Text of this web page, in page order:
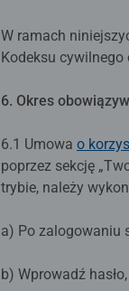
W ramach
Kodeksu
6. Okres
6.1 Umowa o
poprzez sekcję
trybie, należy
a) Po zalogowaniu
b) Wprowadź